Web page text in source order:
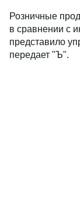
Розничные
в сравнении с
представило
передает "Ъ".